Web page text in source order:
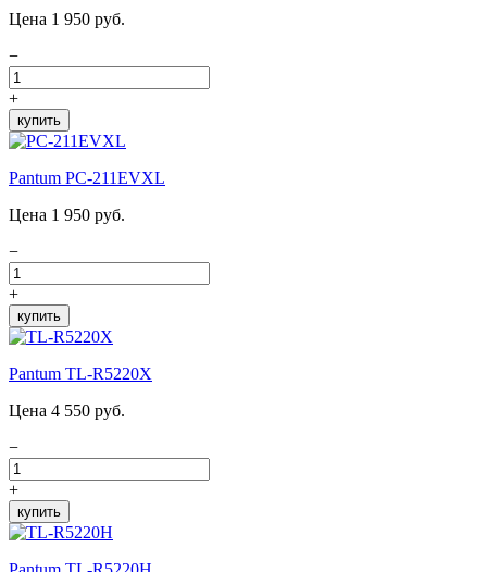
Цена 1 950 руб.
−
+
купить
Pantum PC-211EVXL
Цена 1 950 руб.
−
+
купить
Pantum TL-R5220X
Цена 4 550 руб.
−
+
купить